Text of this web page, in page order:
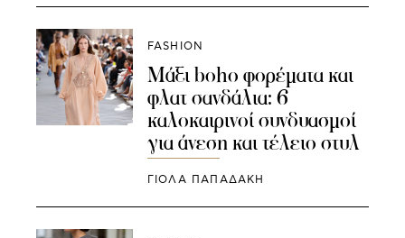
FASHION
Μάξι boho φορέματα και
φλατ σανδάλια: 6
καλοκαιρινοί συνδυασμοί
για άνεση και τέλειο στυλ
ΓΙΌΛΑ ΠΑΠΑΔΆΚΗ